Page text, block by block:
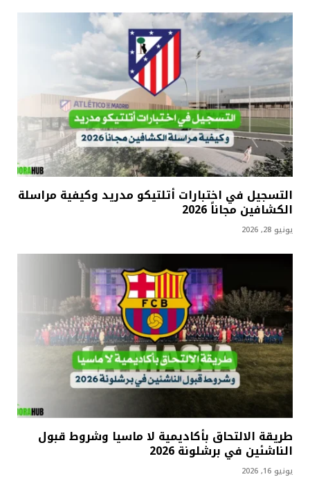
التسجيل في اختبارات أتلتيكو مدريد وكيفية مراسلة
الكشافين مجاناً 2026
يونيو 28, 2026
طريقة الالتحاق بأكاديمية لا ماسيا وشروط قبول
الناشئين في برشلونة 2026
يونيو 16, 2026